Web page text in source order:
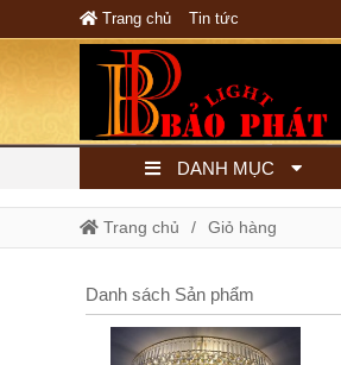
Trang chủ Tin tức
DANH MỤC
Trang chủ Giỏ hàng
Danh sách Sản phẩm